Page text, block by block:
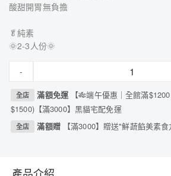
酸甜開胃無負擔
🥬純素
🌞2-3人份🌞
-
全店 滿額免運
【🎋端午優惠｜全館滿
$1500)【滿3000】黑貓宅配免運
全店 滿額贈 【滿3000】贈送"鮮蔬餡美素